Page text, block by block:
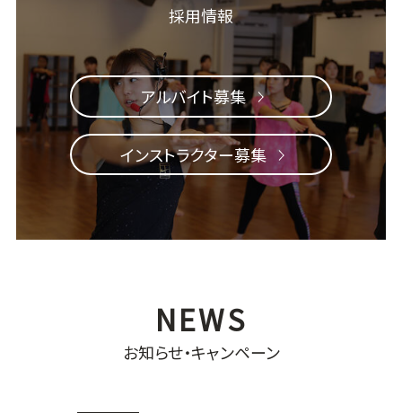
採用情報
アルバイト募集
インストラクター募集
お知らせ・キャンペーン